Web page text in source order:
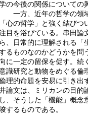
の今後の関係についての
一方、近年の哲学の領域
「心の哲学」と強く結び
目を浴びている。串田論
ら、日常的に理解される「
るものなのかどうかを問
向に一定の留保を促す。続
識研究と動物をめぐる倫
理的命題を安易に引き出
論文は、ミリカンの目的
し、そうした「機能」概
するものである。